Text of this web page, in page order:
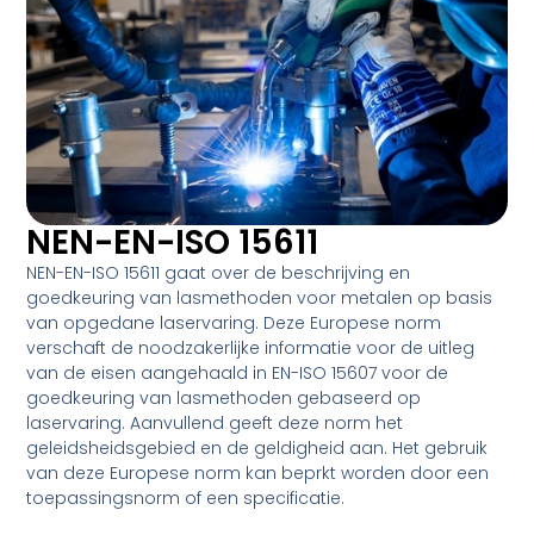
NEN-EN-ISO 15611
NEN-EN-ISO 15611 gaat over de beschrijving en
goedkeuring van lasmethoden voor metalen op basis
van opgedane laservaring. Deze Europese norm
verschaft de noodzakerlijke informatie voor de uitleg
van de eisen aangehaald in EN-ISO 15607 voor de
goedkeuring van lasmethoden gebaseerd op
laservaring. Aanvullend geeft deze norm het
geleidsheidsgebied en de geldigheid aan. Het gebruik
van deze Europese norm kan beprkt worden door een
toepassingsnorm of een specificatie.